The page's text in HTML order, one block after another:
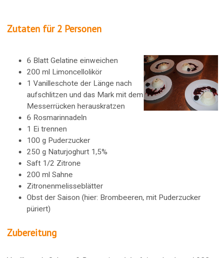
Zutaten für 2 Personen
6 Blatt Gelatine einweichen
200 ml Limoncellolikör
1 Vanilleschote der Länge nach
aufschlitzen und das Mark mit dem
Messerrücken herauskratzen
6 Rosmarinnadeln
1 Ei trennen
100 g Puderzucker
250 g Naturjoghurt 1,5%
Saft 1/2 Zitrone
200 ml Sahne
Zitronenmelisseblätter
Obst der Saison (hier: Brombeeren, mit Puderzucker
püriert)
Zubereitung